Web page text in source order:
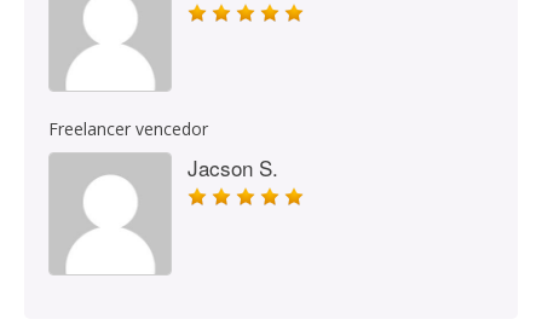
Freelancer vencedor
Jacson S.